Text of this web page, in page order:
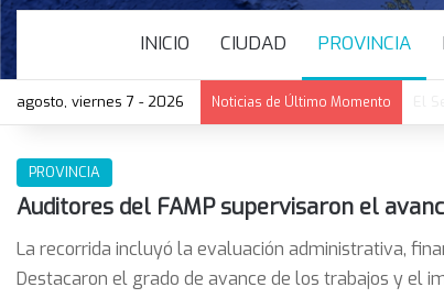
INICIO CIUDAD PROVINCIA
agosto, viernes 7 - 2026 Noticias de Último Momento
PROVINCIA
Auditores del FAMP supervisaron el
La recorrida incluyó la evaluación administrativa,
Destacaron el grado de avance de los trabajos y el